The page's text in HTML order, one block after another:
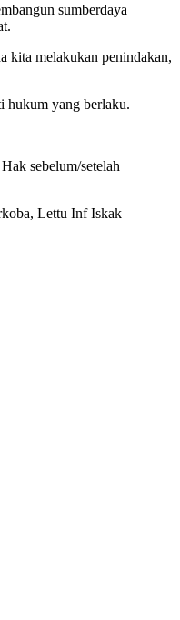
sumberdaya
kita melakukan penindakan,
hukum yang berlaku.
sebelum/setelah
Lettu Inf Iskak